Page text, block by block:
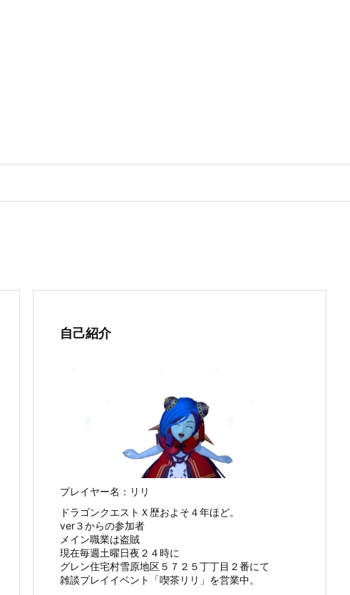
自己紹介
プレイヤー名：リリ
ドラゴンクエストＸ歴およそ４年ほど。
ver３からの参加者
メイン職業は盗賊
現在毎週土曜日夜２４時に
グレン住宅村雪原地区５７２５丁丁目２番にて
雑談プレイイベント「喫茶リリ」を営業中。